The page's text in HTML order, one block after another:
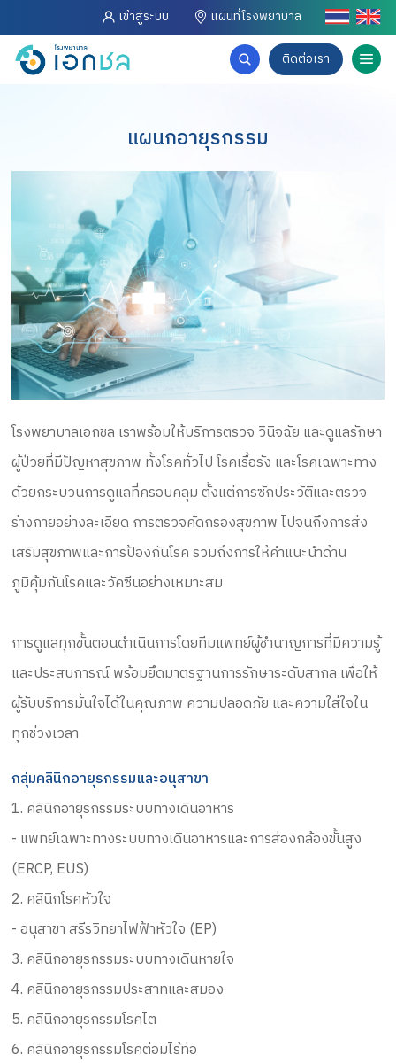
เข้าสู่ระบบ แผนที่โรงพยาบาล
ติดต่อเรา
แผนกอายุรกรรม
โรงพยาบาลเอกชล เราพร้อมให้บริการตรวจ วินิจฉัย และดูแลรักษา
ผู้ป่วยที่มีปัญหาสุขภาพ ทั้งโรคทั่วไป โรคเรื้อรัง และโรคเฉพาะทาง
ด้วยกระบวนการดูแลที่ครอบคลุม ตั้งแต่การซักประวัติและตรวจ
ร่างกายอย่างละเอียด การตรวจคัดกรองสุขภาพ ไปจนถึงการส่ง
เสริมสุขภาพและการป้องกันโรค รวมถึงการให้คำแนะนำด้าน
ภูมิคุ้มกันโรคและวัคซีนอย่างเหมาะสม
การดูแลทุกขั้นตอนดำเนินการโดยทีมแพทย์ผู้ชำนาญการที่มีความรู้
และประสบการณ์ พร้อมยึดมาตรฐานการรักษาระดับสากล เพื่อให้
ผู้รับบริการมั่นใจได้ในคุณภาพ ความปลอดภัย และความใส่ใจใน
ทุกช่วงเวลา
กลุ่มคลินิกอายุรกรรมและอนุสาขา
1. คลินิกอายุรกรรมระบบทางเดินอาหาร
- แพทย์เฉพาะทางระบบทางเดินอาหารและการส่องกล้องขั้นสูง
(ERCP, EUS)
2. คลินิกโรคหัวใจ
- อนุสาขา สรีรวิทยาไฟฟ้าหัวใจ (EP)
3. คลินิกอายุรกรรมระบบทางเดินหายใจ
4. คลินิกอายุรกรรมประสาทและสมอง
5. คลินิกอายุรกรรมโรคไต
6. คลินิกอายุรกรรมโรคต่อมไร้ท่อ